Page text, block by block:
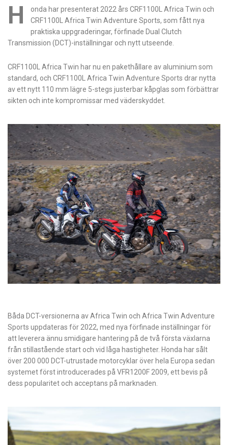
H
onda har presenterat 2022 års CRF1100L Africa Twin och
CRF1100L Africa Twin Adventure Sports, som fått nya
praktiska uppgraderingar, förfinade Dual Clutch
Transmission (DCT)-inställningar och nytt utseende.
CRF1100L Africa Twin har nu en pakethållare av aluminium som
standard, och CRF1100L Africa Twin Adventure Sports drar nytta
av ett nytt 110 mm lägre 5-stegs justerbar kåpglas som förbättrar
sikten och inte kompromissar med väderskyddet.
Båda DCT-versionerna av Africa Twin och Africa Twin Adventure
Sports uppdateras för 2022, med nya förfinade inställningar för
att leverera ännu smidigare hantering på de två första växlarna
från stillastående start och vid låga hastigheter. Honda har sålt
över 200 000 DCT-utrustade motorcyklar över hela Europa sedan
systemet först introducerades på VFR1200F 2009, ett bevis på
dess popularitet och acceptans på marknaden.